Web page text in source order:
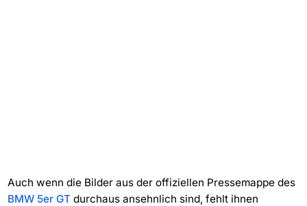
Auch wenn die Bilder aus der offiziellen Pressemappe des
BMW 5er GTdurchaus ansehnlich sind, fehlt ihnen